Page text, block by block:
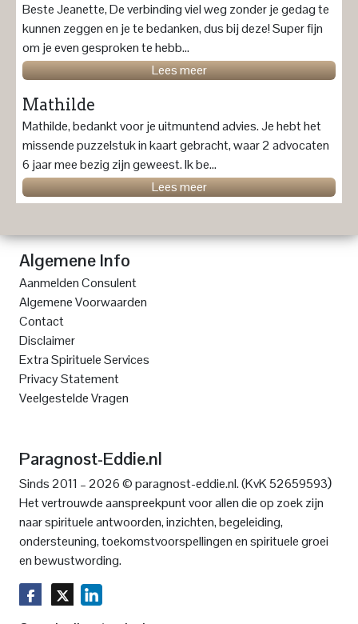
Beste Jeanette, De verbinding viel weg zonder je gedag te
kunnen zeggen en je te bedanken, dus bij deze! Super fijn
om je even gesproken te hebb...
Lees meer
Mathilde
Mathilde, bedankt voor je uitmuntend advies. Je hebt het
missende puzzelstuk in kaart gebracht, waar 2 advocaten
6 jaar mee bezig zijn geweest. Ik be...
Lees meer
Algemene Info
Aanmelden Consulent
Algemene Voorwaarden
Contact
Disclaimer
Extra Spirituele Services
Privacy Statement
Veelgestelde Vragen
Paragnost-Eddie.nl
Sinds 2011 – 2026 © paragnost-eddie.nl. (KvK 52659593)
Het vertrouwde aanspreekpunt voor allen die op zoek zijn
naar spirituele antwoorden, inzichten, begeleiding,
ondersteuning, toekomstvoorspellingen en spirituele groei
en bewustwording.